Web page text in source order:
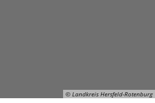
© Landkreis Hersfeld-Rotenburg